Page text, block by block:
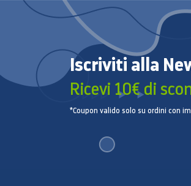
Iscriviti alla
Ricevi 10€ di
*Coupon valido solo su ordini con